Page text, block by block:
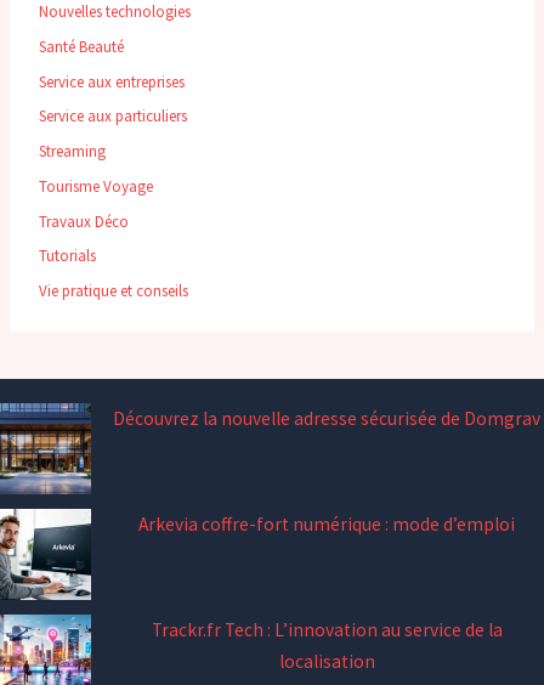
Nouvelles technologies
Santé Beauté
Service aux entreprises
Service aux particuliers
Streaming
Tourisme Voyage
Travaux Déco
Tutorials
Vie pratique et conseils
Découvrez la nouvelle adresse sécurisée de Domgrav
Arkevia coffre-fort numérique : mode d’emploi
Trackr.fr Tech : L’innovation au service de la
localisation